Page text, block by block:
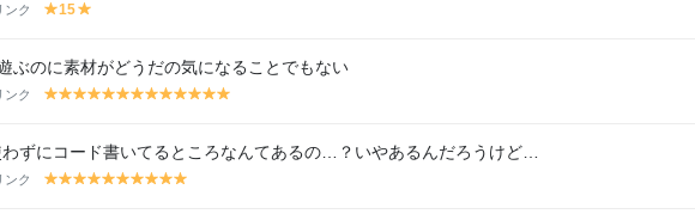
ンク
y
lo
w
15
lo
w
ぶのに素材がどうだの気になることでもない
ンク
y
lo
w
y
lo
w
y
w
y
lo
w
y
lo
w
y
lo
w
y
lo
w
y
lo
w
y
lo
w
y
lo
w
y
lo
y
lo lo
ずにコード書いてるところなんてあるの…？いやあるんだろうけど…
ンク
y y y y y y y y y